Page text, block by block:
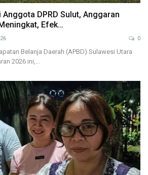
DPRD Sulut, Anggaran
Efek…
0
Belanja Daerah (APBD) Sulawesi Utara
2026 ini,…